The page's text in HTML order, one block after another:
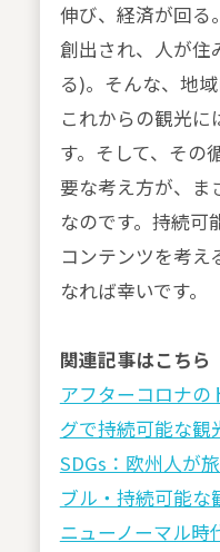
伸び、経済が回る
創出され、人が住
る)。そんな、地
これからの観光に
す。そして、その
要な考え方が、ま
なのです。持続可
コンテンツを考え
なれば幸いです。
関連記事はこちら
アフターコロナの
グで持続可能な観
SDGs：欧州人が
ブル・持続可能な
ニューノーマル時